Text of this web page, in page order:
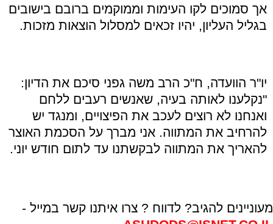
אך סמוכים לקו העימות וממוקמים ברובם בישובים
בגליל העליון, יהיו זכאים למסלול הוצאות מזכות.
יו"ר הוועדה, ח"כ הרב משה גפני סיכם את הדיון:
"נקלענו לאותה בעיה, שאנשים רעבים ללחם
ואנחנו לא רוצים לעכב את הפיצויים, ומנגד יש
להרחיב את המתווה. אני מברך על הסכמת האוצר
להאריך את המתווה לבקשתנו עד לתום חודש יוני.
מעוניינים להגיב? לדווח ? צרו איתנו קשר במייל -